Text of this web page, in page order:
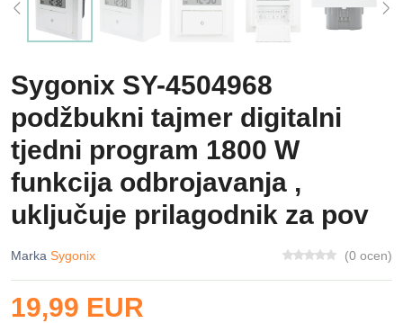
Sygonix SY-4504968
podžbukni tajmer digitalni
tjedni program 1800 W
funkcija odbrojavanja ,
uključuje prilagodnik za pov
Marka Sygonix (0 ocen)
19,99 EUR